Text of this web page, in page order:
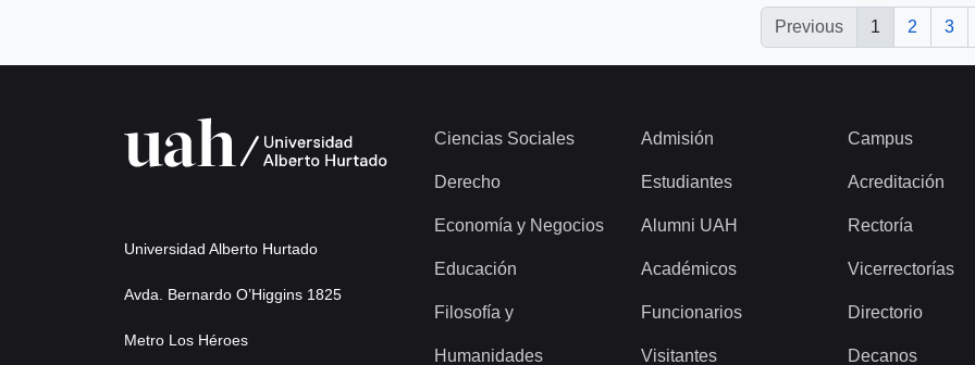
Previous 1 2 3
Universidad Alberto Hurtado
Avda. Bernardo O’Higgins 1825
Metro Los Héroes
Ciencias Sociales
Derecho
Economía y Negocios
Educación
Filosofía y
Humanidades
Admisión
Estudiantes
Alumni UAH
Académicos
Funcionarios
Visitantes
Campus
Acreditación
Rectoría
Vicerrectorías
Directorio
Decanos